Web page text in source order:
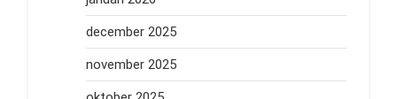
december 2025
november 2025